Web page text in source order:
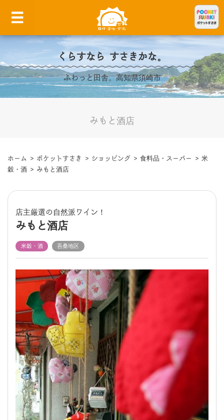
くらすなら すさきかな。
ふわっと田舎。高知県須崎市
みもと酒店
ホーム > ポケットすさき > ショッピング > 食料品・スーパー > 米
穀・酒 > みもと酒店
店主厳選の自然派ワイン！
みもと酒店
米穀・酒 吾桑地区